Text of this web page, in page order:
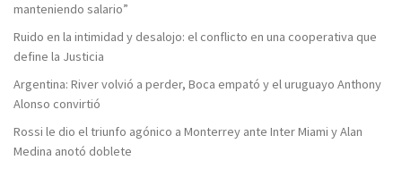
manteniendo salario”
Ruido en la intimidad y desalojo: el conflicto en una cooperativa que
define la Justicia
Argentina: River volvió a perder, Boca empató y el uruguayo Anthony
Alonso convirtió
Rossi le dio el triunfo agónico a Monterrey ante Inter Miami y Alan
Medina anotó doblete